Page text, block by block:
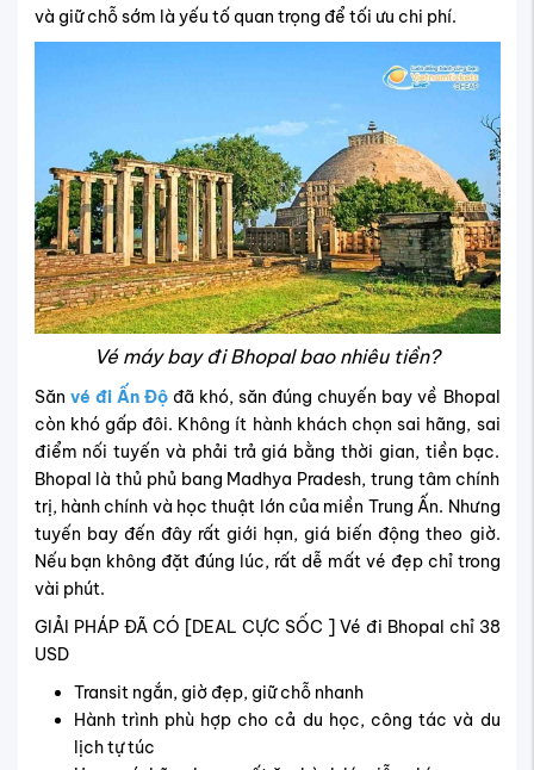
và giữ chỗ sớm là yếu tố quan trọng để tối ưu chi phí.
Vé máy bay đi Bhopal bao nhiêu tiền?
Săn vé đi Ấn Độđã khó, săn đúng chuyến bay về Bhopal
còn khó gấp đôi. Không ít hành khách chọn sai hãng, sai
điểm nối tuyến và phải trả giá bằng thời gian, tiền bạc.
Bhopal là thủ phủ bang Madhya Pradesh, trung tâm chính
trị, hành chính và học thuật lớn của miền Trung Ấn. Nhưng
tuyến bay đến đây rất giới hạn, giá biến động theo giờ.
Nếu bạn không đặt đúng lúc, rất dễ mất vé đẹp chỉ trong
vài phút.
GIẢI PHÁP ĐÃ CÓ [DEAL CỰC SỐC ] Vé đi Bhopal chỉ 38
USD
Transit ngắn, giờ đẹp, giữ chỗ nhanh
Hành trình phù hợp cho cả du học, công tác và du
lịch tự túc